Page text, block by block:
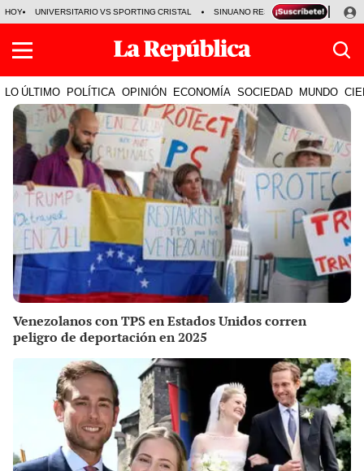
HOY UNIVERSITARIO VS SPORTING CRISTAL SINUANO RESULTADOS HOY
LO ÚLTIMO POLÍTICA OPINIÓN ECONOMÍA SOCIEDAD MUNDO
Venezolanos con TPS en Estados Unidos corren
peligro de deportación en 2025